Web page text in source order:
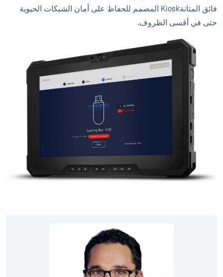
فائق المتانةKiosk المصمم للحفاظ على أمان الشبكات الحيوية
حتى في أقسى الظروف.